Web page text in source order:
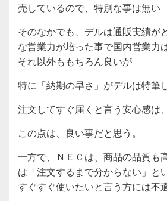
売しているので、特別な事は無い
そのなかでも、デルは通販実績が
な営業力が培った事で国内営業力
それ以外ももちろん良いが
特に「納期の早さ」がデルは特筆
注文してすぐ届くと言う安心感は
この点は、良い事だと思う。
一方で、ＮＥＣは、商品の品質も
は「注文するまで分からない」と
すぐすぐ使いたいと言う方には不